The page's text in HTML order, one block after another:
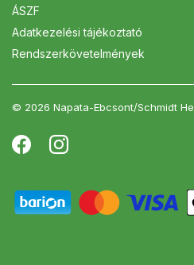
ÁSZF
Adatkezelési tájékoztató
Rendszerkövetelmények
© 2026 Napata-Ebcsont/Schmidt